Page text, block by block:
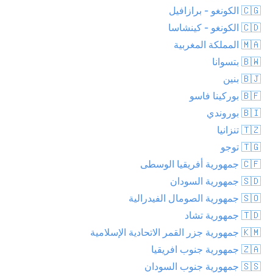
🇨🇬 الكونغو - برازافيل
🇨🇩 الكونغو - كينشاسا
🇲🇦 المملكة المغربية
🇧🇼 بتسوانا
🇧🇯 بنين
🇧🇫 بوركينا فاسو
🇧🇮 بوروندي
🇹🇿 تنزانيا
🇹🇬 توجو
🇨🇫 جمهورية أفريقيا الوسطى
🇸🇩 جمهورية السودان
🇸🇴 جمهورية الصومال الفيدرالية
🇹🇩 جمهورية تشاد
🇰🇲 جمهورية جزر القمر الاتحادية الإسلامية
🇿🇦 جمهورية جنوب افريقيا
🇸🇸 جمهورية جنوب السودان